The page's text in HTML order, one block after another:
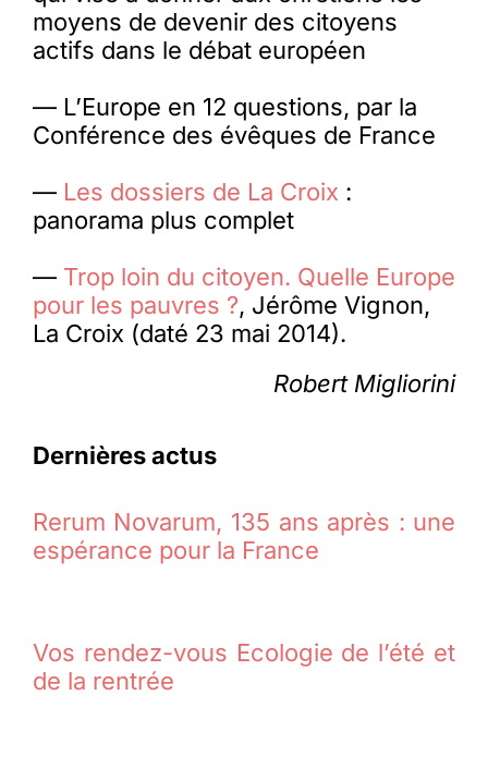
moyens de devenir des citoyens
actifs dans le débat européen
— L’Europe en 12 questions, par la
Conférence des évêques de France
— Les dossiers de La Croix :
panorama plus complet
— Trop loin du citoyen. Quelle Europe
pour les pauvres ?, Jérôme Vignon,
La Croix (daté 23 mai 2014).
Robert Migliorini
Dernières actus
Rerum Novarum, 135 ans après : une
espérance pour la France
Vos rendez-vous Ecologie de l’été et
de la rentrée